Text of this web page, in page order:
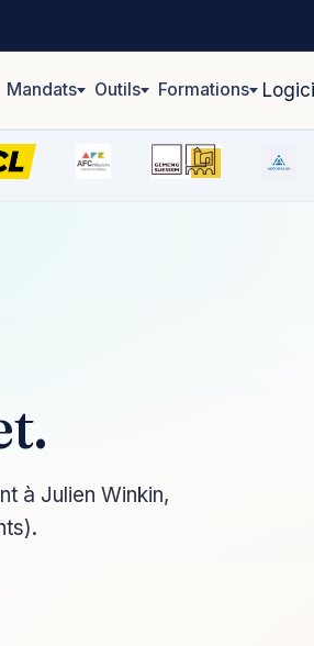
Mandats Outils Formations
à Julien Winkin,